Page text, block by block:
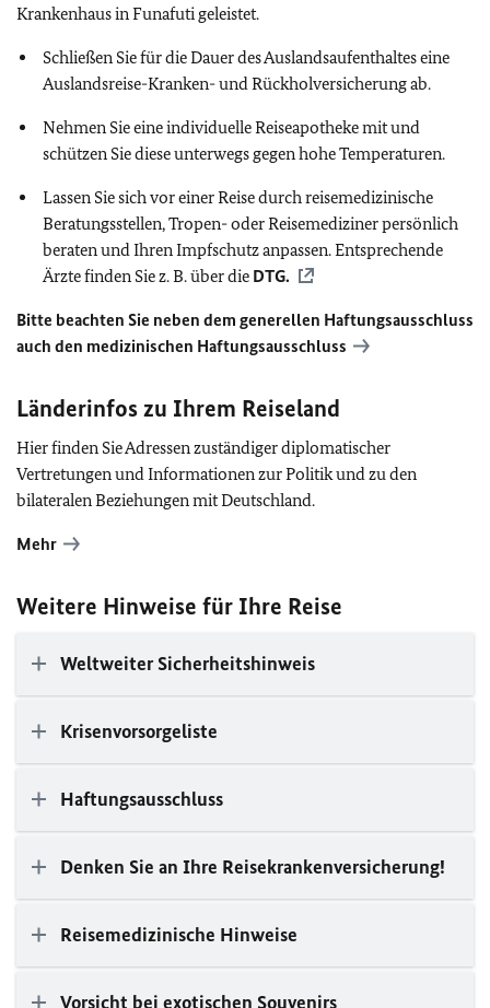
Krankenhaus in Funafuti geleistet.
Schließen Sie für die Dauer des Auslandsaufenthaltes eine
Auslandsreise-Kranken- und Rückholversicherung ab.
Nehmen Sie eine individuelle Reiseapotheke mit und
schützen Sie diese unterwegs gegen hohe Temperaturen.
Lassen Sie sich vor einer Reise durch reisemedizinische
Beratungsstellen, Tropen- oder Reisemediziner persönlich
beraten und Ihren Impfschutz anpassen. Entsprechende
Ärzte finden Sie z. B. über die DTG.
Bitte beachten Sie neben dem generellen Haftungsausschluss
auch den medizinischen Haftungsausschluss
Länderinfos zu Ihrem Reiseland
Hier finden Sie Adressen zuständiger diplomatischer
Vertretungen und Informationen zur Politik und zu den
bilateralen Beziehungen mit Deutschland.
Mehr
Weitere Hinweise für Ihre Reise
Weltweiter Sicherheitshinweis
Krisenvorsorgeliste
Haftungsausschluss
Denken Sie an Ihre Reisekrankenversicherung!
Reisemedizinische Hinweise
Vorsicht bei exotischen Souvenirs